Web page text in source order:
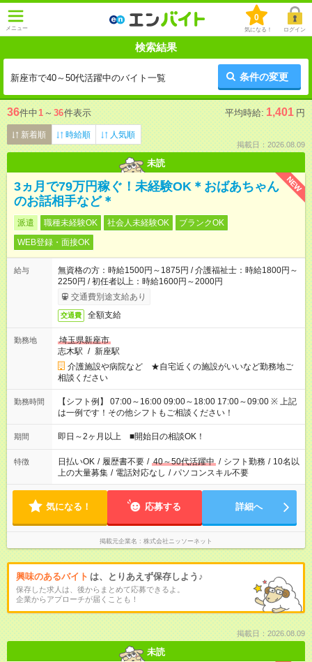
メニュー
0
気になる！ ログイン
検索結果
新座市で40～50代活躍中のバイト一覧 条件の変更
36件中1 ～ 36件表示 平均時給: 1,401 円
新着順 時給順 人気順
掲載日：2026.08.09
未読
NEW
3ヵ月で79万円稼ぐ！未経験OK＊おばあちゃん
のお話相手など＊
派遣 職種未経験OK 社会人未経験OK
ブランクOK
WEB登録・面接OK
給与
無資格の方：時給1500円～1875円 / 介護福祉士：時給1800円～
2250円 / 初任者以上：時給1600円～2000円
交通費別途支給あり
交通費 全額支給
勤務地
埼玉県新座市
志木駅 / 新座駅
介護施設や病院など ★自宅近くの施設がいいなど勤務地ご
相談ください
勤務時間
【シフト例】 07:00～16:00 09:00～18:00 17:00～09:00 ※ 上記
は一例です！その他シフトもご相談ください！
期間 即日～2ヶ月以上 ■開始日の相談OK！
特徴 日払いOK / 履歴書不要 / 40～50代活躍中 / シフト勤務 / 10名以
上の大量募集 / 電話対応なし / パソコンスキル不要
気になる！ 応募する 詳細へ
掲載元企業名 株式会社ニッソーネット
興味のあるバイト は、とりあえず保存しよう♪
保存した求人は、後からまとめて応募できるよ。
企業からアプローチが届くことも！
掲載日：2026.08.09
未読